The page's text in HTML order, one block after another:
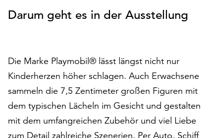
Statistikzwecken
Klicken
auf
„Alle
akzeptieren“,
alle
Darum geht es in der Ausstellung
Die Marke Playmobil® lässt längst nicht nur
Kinderherzen höher schlagen. Auch Erwachsene
sammeln die 7,5 Zentimeter großen Figuren mit
dem typischen Lächeln im Gesicht und gestalten
mit dem umfangreichen Zubehör und viel Liebe
zum Detail zahlreiche Szenerien. Per Auto, Schiff